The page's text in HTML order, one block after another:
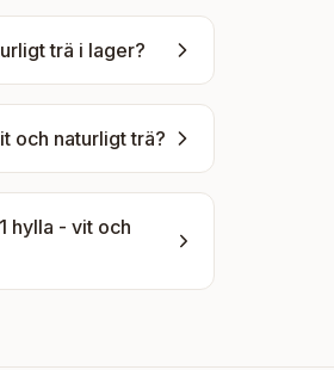
trä i lager?
och naturligt trä?
hylla - vit och